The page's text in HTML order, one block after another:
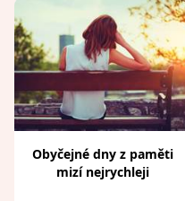
Obyčejné dny z paměti
mizí nejrychleji